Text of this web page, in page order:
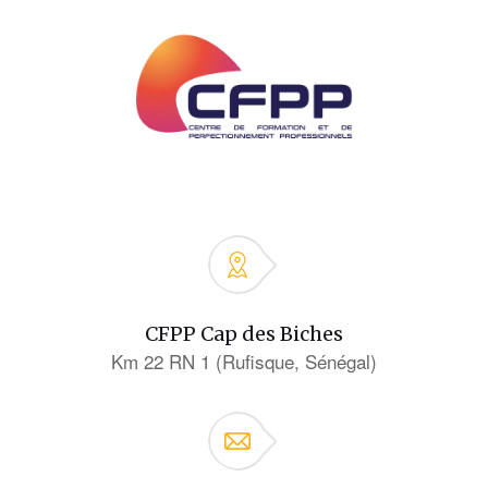
CFPP Cap des Biches
Km 22 RN 1 (Rufisque, Sénégal)